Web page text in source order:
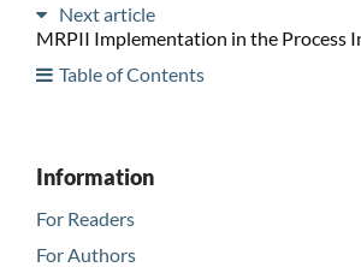
Next article
MRPII Implementation in the Process
Table of Contents
Information
For Readers
For Authors